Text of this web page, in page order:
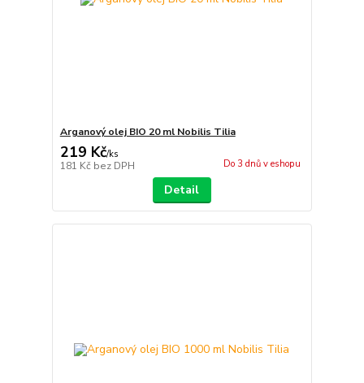
Arganový olej BIO 20 ml Nobilis Tilia
219 Kč/ks
181 Kč bez DPH Do 3 dnů v eshopu
Detail